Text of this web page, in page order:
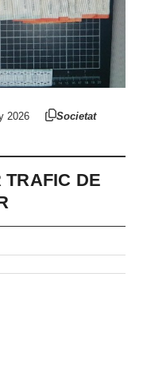
2026 Societat
TRAFIC DE